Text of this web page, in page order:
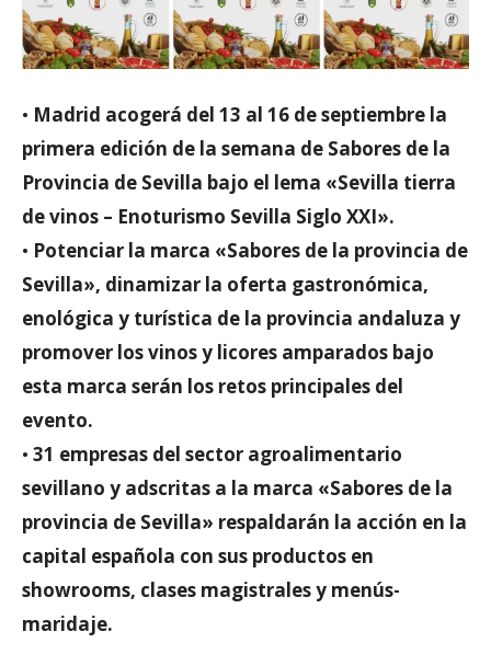
• Madrid acogerá del 13 al 16 de septiembre la
primera edición de la semana de Sabores de la
Provincia de Sevilla bajo el lema «Sevilla tierra
de vinos – Enoturismo Sevilla Siglo XXI».
• Potenciar la marca «Sabores de la provincia de
Sevilla», dinamizar la oferta gastronómica,
enológica y turística de la provincia andaluza y
promover los vinos y licores amparados bajo
esta marca serán los retos principales del
evento.
• 31 empresas del sector agroalimentario
sevillano y adscritas a la marca «Sabores de la
provincia de Sevilla» respaldarán la acción en la
capital española con sus productos en
showrooms, clases magistrales y menús-
maridaje.